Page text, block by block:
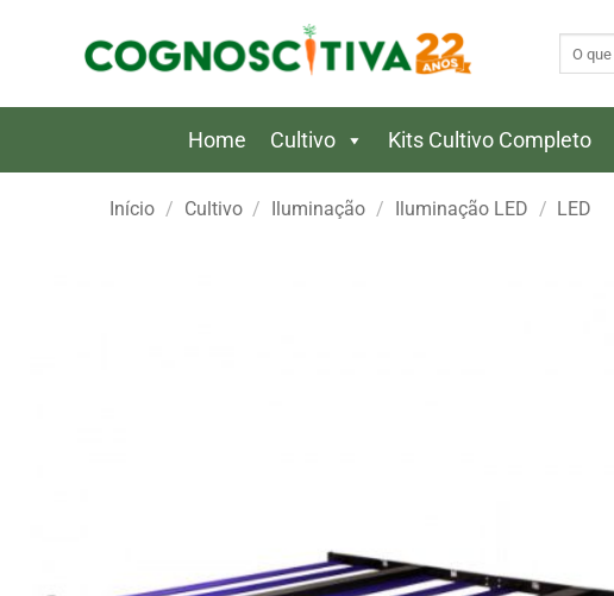
Home Cultivo Kits Cultivo Completo
Início / Cultivo / Iluminação / Iluminação LED / LED